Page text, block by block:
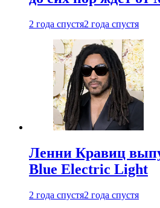
2 года спустя2 года спустя
Ленни Кравиц
Blue Electric Light
2 года спустя2 года спустя